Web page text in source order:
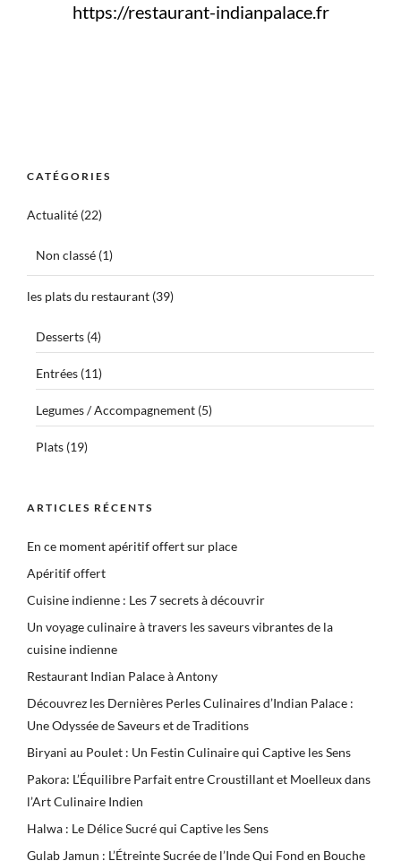
https://restaurant-indianpalace.fr
CATÉGORIES
Actualité (22)
Non classé (1)
les plats du restaurant (39)
Desserts (4)
Entrées (11)
Legumes / Accompagnement (5)
Plats (19)
ARTICLES RÉCENTS
En ce moment apéritif offert sur place
Apéritif offert
Cuisine indienne : Les 7 secrets à découvrir
Un voyage culinaire à travers les saveurs vibrantes de la
cuisine indienne
Restaurant Indian Palace à Antony
Découvrez les Dernières Perles Culinaires d’Indian Palace :
Une Odyssée de Saveurs et de Traditions
Biryani au Poulet : Un Festin Culinaire qui Captive les Sens
Pakora: L’Équilibre Parfait entre Croustillant et Moelleux dans
l’Art Culinaire Indien
Halwa : Le Délice Sucré qui Captive les Sens
Gulab Jamun : L’Étreinte Sucrée de l’Inde Qui Fond en Bouche